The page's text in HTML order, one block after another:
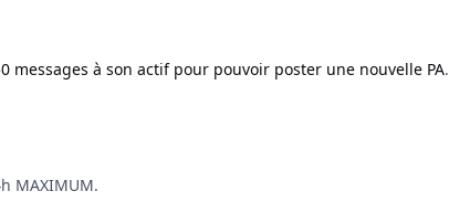
messages à son actif pour pouvoir poster une nouvelle PA.
MAXIMUM.